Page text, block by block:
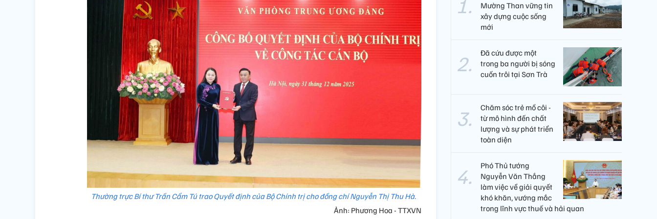
Thường trực Bí thư Trần Cẩm Tú trao Quyết định của Bộ Chính trị cho đồng chí Nguyễn Thị Thu Hà.
Ảnh: Phương Hoa - TTXVN
Mường Than vững tin
xây dựng cuộc sống
mới
Đã cứu được một
trong ba người bị sóng
cuốn trôi tại Sơn Trà
Chăm sóc trẻ mồ côi -
từ mô hình đến chất
lượng và sự phát triển
toàn diện
Phó Thủ tướng
Nguyễn Văn Thắng
làm việc về giải quyết
khó khăn, vướng mắc
trong lĩnh vực thuế và hải quan